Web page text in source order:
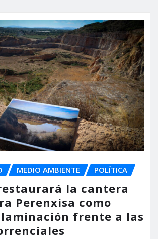
MEDIO AMBIENTE POLÍTICA
la cantera
Perenxisa como
laminación frente a las